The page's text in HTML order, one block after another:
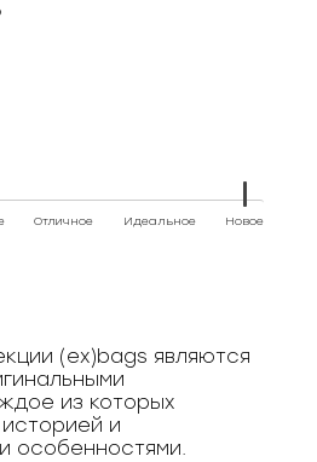
Отличное Идеальное Новое
(ex)bags являются
из которых
и
особенностями.